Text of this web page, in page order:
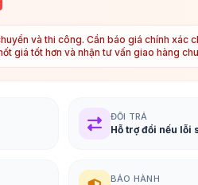
và thi công. Cần báo giá chính xác
giá tốt hơn và nhận tư vấn giao hàng
ĐỔI TRẢ
Hỗ trợ đổi nếu lỗi
BẢO HÀNH